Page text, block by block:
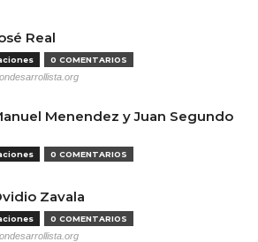
Real
0 COMENTARIOS
Menendez y Juan Segundo
0 COMENTARIOS
Zavala
0 COMENTARIOS